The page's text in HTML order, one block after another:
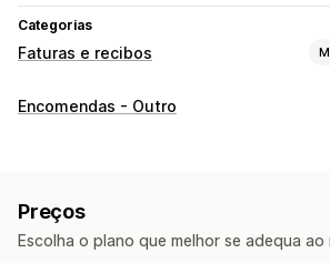
Categorias
Faturas e recibos
Tipos de documentos
Personalização
Encomendas - Outro
Preços
Escolha o plano que melhor se adequa ao